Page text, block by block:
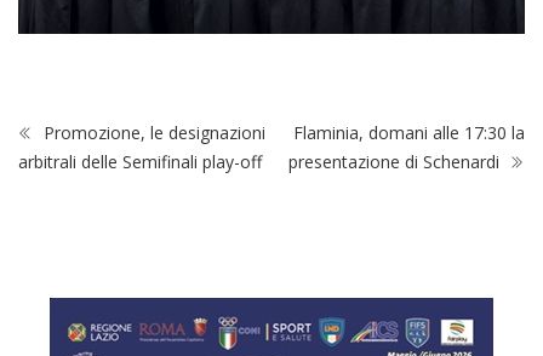
Promozione, le designazioni
arbitrali delle Semifinali play-off
Flaminia, domani alle 17:30 la
presentazione di Schenardi